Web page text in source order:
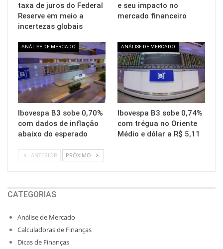
taxa de juros do Federal
Reserve em meio a
incertezas globais
e seu impacto no
mercado financeiro
ANÁLISE DE MERCADO
Ibovespa B3 sobe 0,70%
com dados de inflação
abaixo do esperado
ANÁLISE DE MERCADO
Ibovespa B3 sobe 0,74%
com trégua no Oriente
Médio e dólar a R$ 5,11
ANTERIOR PRÓXIMO
CATEGORIAS
Análise de Mercado
Calculadoras de Finanças
Dicas de Finanças